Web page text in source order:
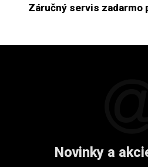
Záručný servis zadarmo
Novinky a